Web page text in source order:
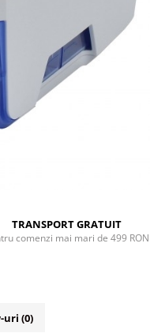
TRANSPORT GRATUIT
comenzi mai mari de 499 RON
uri (0)